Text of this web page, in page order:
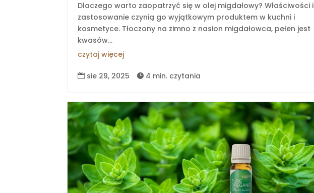
Dlaczego warto zaopatrzyć się w olej migdałowy? Właściwości i
zastosowanie czynią go wyjątkowym produktem w kuchni i
kosmetyce. Tłoczony na zimno z nasion migdałowca, pełen jest
kwasów...
czytaj więcej
 sie 29, 2025  4 min. czytania